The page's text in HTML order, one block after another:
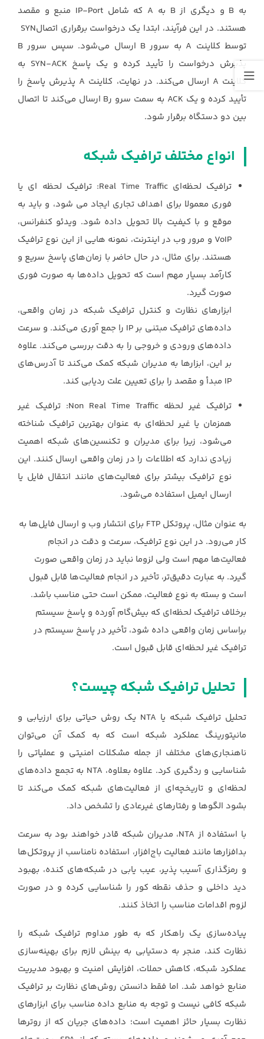
به ‏B‏ و دیگری از ‏B‏ به ‏A‏ که شامل ‏IP-Port‏ منبع و مقصد
هستند. ‏در این فرآیند، ابتدا یک درخواست برقراری اتصال‏‎ SYN
پذیرش درخواست را تأیید کرده و یک پاسخ ‏SYN-ACK‏ به
کلاینت ‏‎ Aارسال ‏می‌کند. در نهایت، کلاینت ‏A‏ پذیرش پاسخ را
تأیید کرده و یک ‏ACK‏ به سمت سرو رB‏ ارسال ‏می‌کند تا اتصال
بین دو دستگاه برقرار شود.‏
انواع مختلف ترافیک شبکه
ترافیک لحظه‌ای ‏Real Time Traffic‏: ترافیک لحظه ای یا
فوری معمولا برای اهداف تجاری ‏ایجاد می شود، و باید به
موقع و با کیفیت بالا تحویل داده شود. ویدئو کنفرانس،
‏VoIP‏ و مرور وب ‏در اینترنت، نمونه هایی از این نوع ترافیک
هستند. برای مثال، در حال حاضر با زمان‌های پاسخ ‏سریع و
کارآمد بسیار مهم است که تحویل داده‌ها به صورت فوری
صورت گیرد.‏
ابزارهای نظارت و کنترل ترافیک شبکه در زمان واقعی،
داده‌های ترافیک مبتنی بر ‏IP‏ را جمع ‏آوری می‌کند. و سرعت
داده‌های ورودی و خروجی را به دقت بررسی می‌کند. علاوه
بر این، ‏ابزارها به مدیران شبکه کمک می‌کند تا آدرس‌های
ترافیک غیر لحظه ‏Non Real Time Traffic‏: ترافیک غیر
همزمان یا غیر لحظه‌ای به عنوان ‏بهترین ترافیک شناخته
می‌شود، زیرا برای مدیران و تکنسین‌های شبکه اهمیت
زیادی ندارد که ‏اطلاعات را در زمان واقعی ارسال کنند. این
نوع ترافیک بیشتر برای فعالیت‌های مانند انتقال فایل ‏یا
ارسال ایمیل استفاده می‌شود.‏
به عنوان مثال، پروتکل ‏FTP‏ برای انتشار وب و ارسال فایل‌ها به
کار می‌رود. در این نوع ‏ترافیک، سرعت و دقت در انجام
فعالیت‌ها مهم است ولی لزوما نباید در زمان واقعی صورت
گیرد. ‏به عبارت دقیق‌تر، تأخیر در انجام فعالیت‌ها قابل قبول
است و بسته به نوع فعالیت، ممکن است حتى ‏مناسب باشد.
برخلاف ترافيک لحظه‌ای كه بيش‌‌‌‌‌‌‌‌‏‌‌‌‌‌‌‌‌‌‏‎‌‌‌‌‌‌‌‎گام ‌آورده ‌و ‌پاسخ ‌سيستم
‌براساس ‌زمان ‌واقعی داده ‏‏‌شود، تأخير در پاسخ سيستم در
ترافيك غير لحظه‌ای قابل قبول است.‏
تحلیل ترافیک شبکه چیست؟
تحلیل ترافیک شبکه یا ‏NTA‏ یک روش حیاتی برای ارزیابی و
مانیتورینگ عملکرد شبکه است که ‏به کمک آن می‌توان
ناهنجاری‌های مختلف از جمله مشکلات امنیتی و عملیاتی را
شناسایی و ‏ردگیری کرد. علاوه بعلاوه، ‏NTA‏ به تجمع داده‌های
لحظه‌ای و تاریخچه‌ای از فعالیت‌های شبکه ‏کمک می‌کند تا
بشود الگوها و رفتارهای غیرعادی را تشخص داد.‏
با استفاده از ‏NTA، مدیران شبکه قادر خواهند بود به سرعت
بدافزار‌ها مانند فعالیت باج‌افزار، ‏استفاده نامناسب از پروتکل‌ها
و رمزگذاری آسيب پذير، عيب يابی در شبکه‌های كنده، بهبود
دید ‏داخلي و حذف نقطه كور را شناسایى کرده و در صورت
لزوم اقدامات مناسب را اتخاذ کنند.‏
پیاده‌سازی یک راهکار که به طور مداوم ترافیک شبکه را
نظارت کند، منجر به دستیابی به بینش ‏لازم برای بهینه‌سازی
عملکرد شبکه، کاهش حملات، افزایش امنیت و بهبود مدیریت
منابع خواهد ‏شد. اما فقط دانستن روش‌های نظارت بر ترافیک
شبکه کافی نیست و توجه به منابع داده مناسب ‏برای ابزار‌های
نظارت بسیار حائز اهمیت است؛ داده‌های جریان که از روتر‌ها